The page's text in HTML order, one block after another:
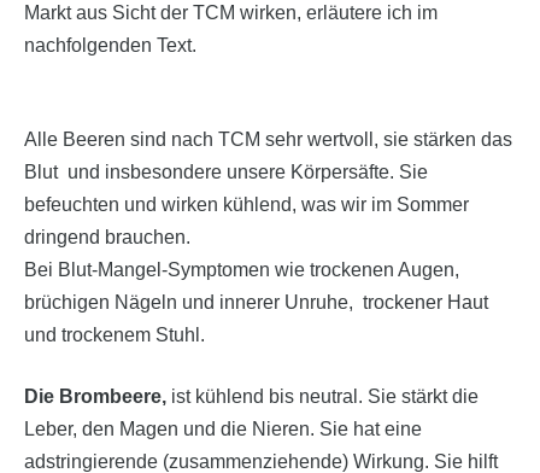
Markt aus Sicht der TCM wirken, erläutere ich im
nachfolgenden Text.
Alle Beeren sind nach TCM sehr wertvoll, sie stärken das
Blut und insbesondere unsere Körpersäfte. Sie
befeuchten und wirken kühlend, was wir im Sommer
dringend brauchen.
Bei Blut-Mangel-Symptomen wie trockenen Augen,
brüchigen Nägeln und innerer Unruhe, trockener Haut
und trockenem Stuhl.
Die Brombeere, ist kühlend bis neutral. Sie stärkt die
Leber, den Magen und die Nieren. Sie hat eine
adstringierende (zusammenziehende) Wirkung. Sie hilft